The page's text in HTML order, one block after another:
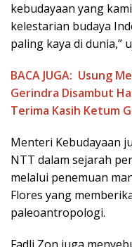
kebudayaan yang
kelestarian budaya
paling kaya di dunia,”
BACA JUGA: Usung
Gerindra Disambut
Terima Kasih Ketum
Menteri Kebudayaan
NTT dalam sejarah
melalui penemuan
Flores yang
paleoantropologi.